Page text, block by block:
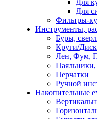
Для
Для
Фильтры-
Инструменты,
Буры,
Круги/
Лен, Фум,
Перчатки
Ручной
Накопительные